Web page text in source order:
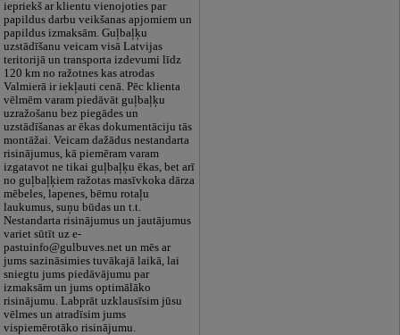
iepriekš ar klientu vienojoties par
papildus darbu veikšanas apjomiem un
papildus izmaksām. Guļbaļķu
uzstādīšanu veicam visā Latvijas
teritorijā un transporta izdevumi līdz
120 km no ražotnes kas atrodas
Valmierā ir iekļauti cenā. Pēc klienta
vēlmēm varam piedāvāt guļbaļķu
uzražošanu bez piegādes un
uzstādīšanas ar ēkas dokumentāciju tās
montāžai. Veicam dažādus nestandarta
risinājumus, kā piemēram varam
izgatavot ne tikai guļbaļķu ēkas, bet arī
no guļbaļķiem ražotas masīvkoka dārza
mēbeles, lapenes, bērnu rotaļu
laukumus, suņu būdas un t.t.
Nestandarta risinājumus un jautājumus
variet sūtīt uz e-
pastuinfo@gulbuves.net un mēs ar
jums sazināsimies tuvākajā laikā, lai
sniegtu jums piedāvājumu par
izmaksām un jums optimālāko
risinājumu. Labprāt uzklausīsim jūsu
vēlmes un atradīsim jums
vispiemērotāko risinājumu.